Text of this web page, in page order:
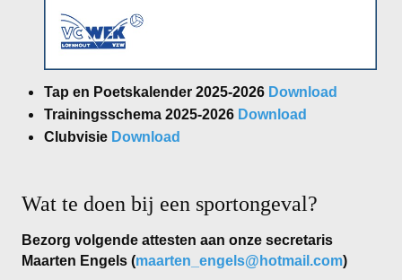
Dames B
Dames D
Heren A
Tap en Poetskalender 2025-2026 Download
Trainingsschema 2025-2026 Download
Clubvisie Download
Wat te doen bij een sportongeval?
Bezorg volgende attesten aan onze secretaris
Maarten Engels (maarten_engels@hotmail.com)